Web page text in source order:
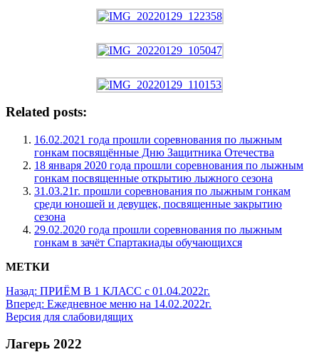
Related posts:
16.02.2021 года прошли соревнования по лыжным
гонкам посвящённые Дню Защитника Отечества
18 января 2020 года прошли соревнования по лыжным
гонкам посвященные открытию лыжного сезона
31.03.21г. прошли соревнования по лыжным гонкам
среди юношей и девущек, посвященные закрытию
сезона
29.02.2020 года прошли соревнования по лыжным
гонкам в зачёт Спартакиады обучающихся
МЕТКИ
Назад: ПРИЁМ В 1 КЛАСС с 01.04.2022г.
Вперед: Ежедневное меню на 14.02.2022г.
Версия для слабовидящих
Лагерь 2022